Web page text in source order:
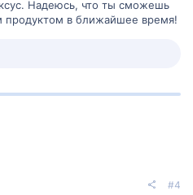
Надеюсь, что ты сможешь
продуктом в ближайшее время!
#4